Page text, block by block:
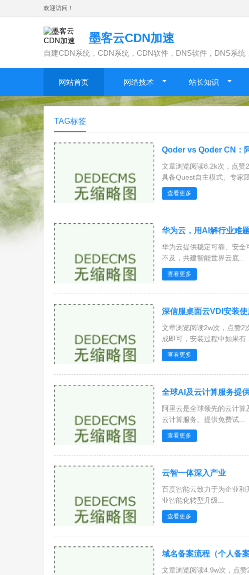
欢迎访问！
墨客云CDN加速
自建CDN系统，CDN系统，CDN软件，DNS软件，DNS系统
网站首页 网络技术 站长知识
TAG标签
Qoder vs Qoder CN：
文章浏览阅读8.2k次，点赞
具备Quest自主模式、专家
查看更多
华为云，用AI解行业难
华为云提供稳定可靠、安
不及，共建智能世界云底...
查看更多
深信服桌面云VDI安装
文章浏览阅读2w次，点赞2
成即可，安装过程中如果有...
查看更多
全球AI及云计算服务提
阿里云是全球领先的云计
云计算服务。提供免费试...
查看更多
云智一体深入产业
百度智能云致力于为企业
业智能化转型升级...
查看更多
域名备案流程（个人备
文章浏览阅读4.9w次，点